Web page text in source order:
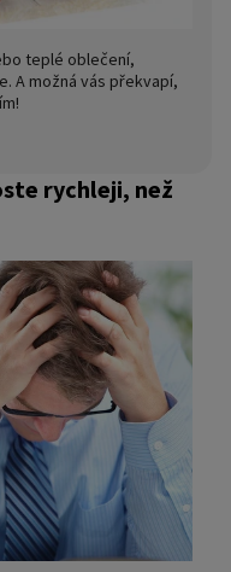
teplé oblečení,
A možná vás překvapí,
rychleji, než